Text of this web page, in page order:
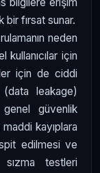
bilgilere erişim
bir fırsat sunar.
neden
için
için de ciddi
(data leakage)
güvenlik
maddi kayıplara
edilmesi ve
testleri